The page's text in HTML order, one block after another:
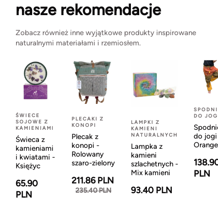
nasze rekomendacje
Zobacz również inne wyjątkowe produkty inspirowane
naturalnymi materiałami i rzemiosłem.
ŚWIECE
SOJOWE Z
KAMIENIAMI
Świeca z
kamieniami
i kwiatami -
Księżyc
65.90
PLN
PLECAKI Z
KONOPI
Plecak z
konopi -
Rolowany
szaro-zielony
211.86 PLN
235.40 PLN
LAMPKI Z
KAMIENI
NATURALNYCH
Lampka z
kamieni
szlachetnych -
Mix kamieni
93.40 PLN
DO
do
Orange
PLN